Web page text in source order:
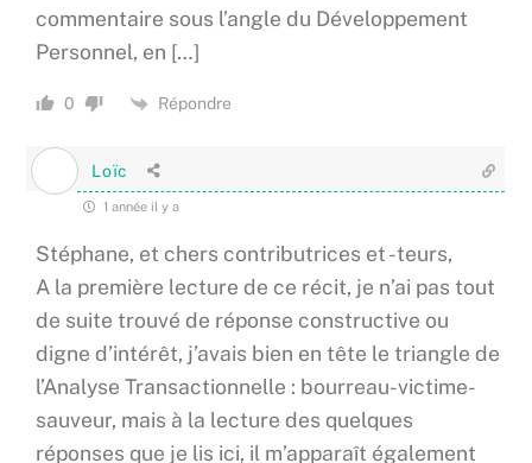
commentaire sous l’angle du Développement
Personnel, en […]
0 Répondre
Loïc
1 année il y a
Stéphane, et chers contributrices et -teurs,
A la première lecture de ce récit, je n’ai pas tout
de suite trouvé de réponse constructive ou
digne d’intérêt, j’avais bien en tête le triangle de
l’Analyse Transactionnelle : bourreau-victime-
sauveur, mais à la lecture des quelques
réponses que je lis ici, il m’apparaît également